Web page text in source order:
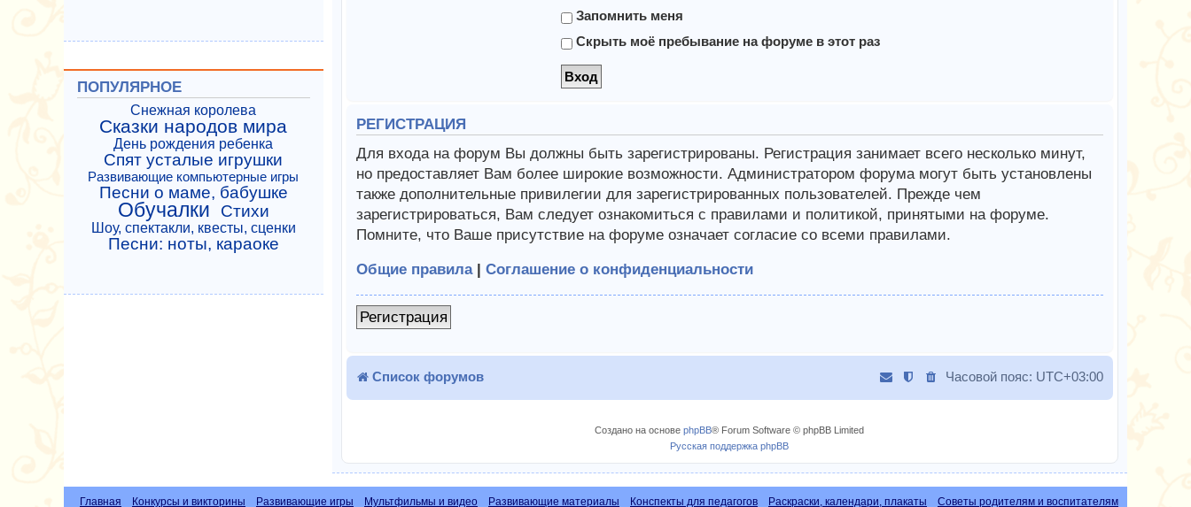
Запомнить меня
Скрыть моё пребывание на форуме в этот раз
РЕГИСТРАЦИЯ
Для входа на форум Вы должны быть зарегистрированы. Регистрация занимает всего несколько минут,
но предоставляет Вам более широкие возможности. Администратором форума могут быть установлены
также дополнительные привилегии для зарегистрированных пользователей. Прежде чем
зарегистрироваться, Вам следует ознакомиться с правилами и политикой, принятыми на форуме.
Помните, что Ваше присутствие на форуме означает согласие со всеми правилами.
Общие правила| Соглашение о конфиденциальности
Регистрация
Список форумов Часовой пояс: UTC+03:00
Создано на основеphpBB® Forum Software © phpBB Limited
Русская поддержка phpBB
ПОПУЛЯРНОЕ
Снежная королева
Сказки народов мира
День рождения ребенка
Спят усталые игрушки
Развивающие компьютерные игры
Песни о маме, бабушке
Обучалки Стихи
Шоу, спектакли, квесты, сценки
Песни: ноты, караоке
Главная Конкурсы и викторины Развивающие игры Мультфильмы и видео Развивающие материалы Конспекты для педагогов Раскраски, календари, плакаты Советы родителям и воспитателям